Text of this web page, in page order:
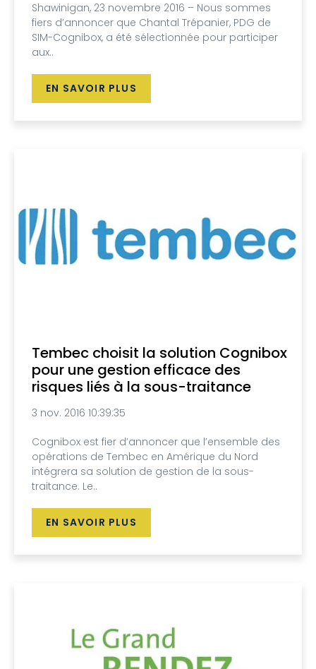
Shawinigan, 23 novembre 2016 – Nous sommes
fiers d’annoncer que Chantal Trépanier, PDG de
SIM-Cognibox, a été sélectionnée pour participer
aux..
EN SAVOIR PLUS
Tembec choisit la solution Cognibox
pour une gestion efficace des
risques liés à la sous-traitance
3 nov. 2016 10:39:35
Cognibox est fier d’annoncer que l’ensemble des
opérations de Tembec en Amérique du Nord
intégrera sa solution de gestion de la sous-
traitance. Le..
EN SAVOIR PLUS